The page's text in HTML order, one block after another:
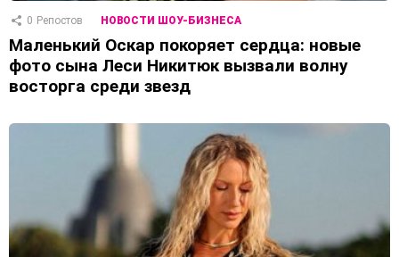
0 Репостов НОВОСТИ ШОУ-БИЗНЕСА
Маленький Оскар покоряет сердца: новые
фото сына Леси Никитюк вызвали волну
восторга среди звезд